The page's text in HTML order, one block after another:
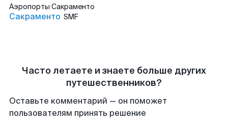
Аэропорты Сакраменто
Сакраменто SMF
Часто летаете и знаете больше других
путешественников?
Оставьте комментарий — он поможет
пользователям принять решение